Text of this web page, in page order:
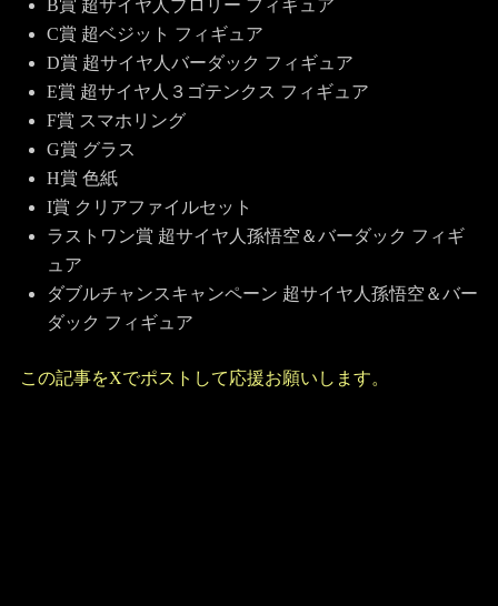
B賞 超サイヤ人ブロリー フィギュア
C賞 超ベジット フィギュア
D賞 超サイヤ人バーダック フィギュア
E賞 超サイヤ人３ゴテンクス フィギュア
F賞 スマホリング
G賞 グラス
H賞 色紙
I賞 クリアファイルセット
ラストワン賞 超サイヤ人孫悟空＆バーダック フィギ
ュア
ダブルチャンスキャンペーン 超サイヤ人孫悟空＆バー
ダック フィギュア
この記事をXでポストして応援お願いします。